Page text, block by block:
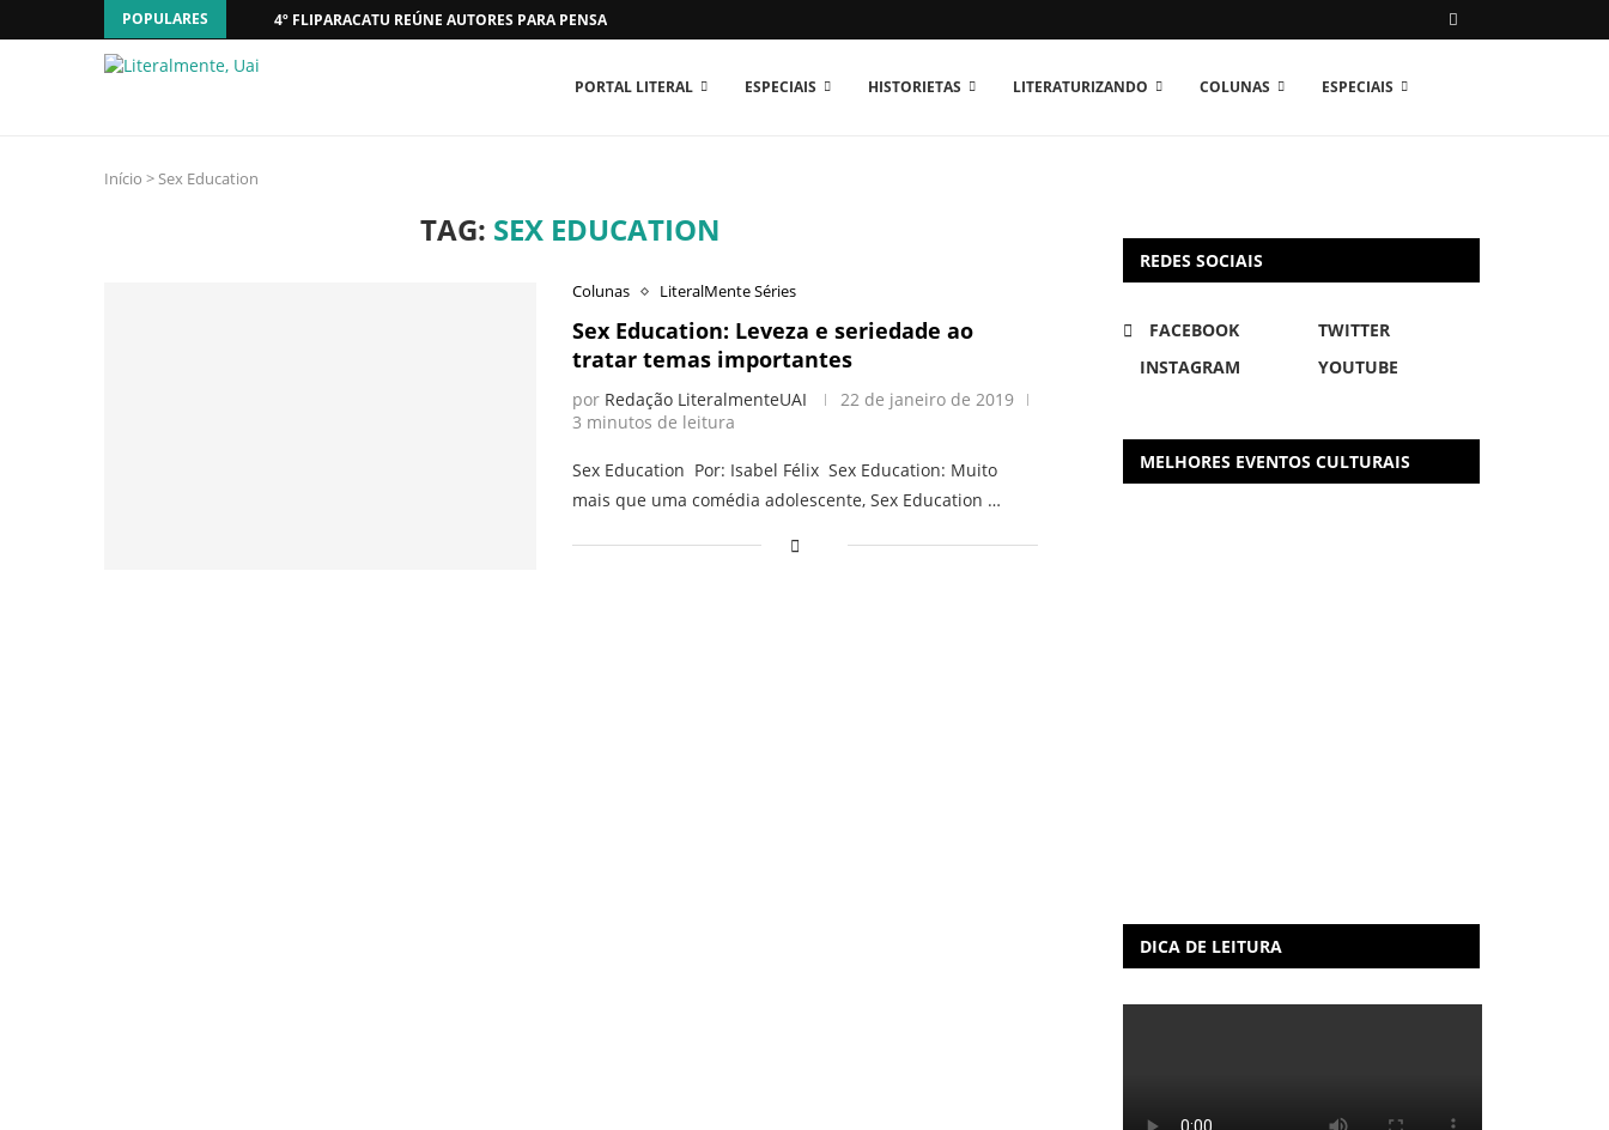
POPULARES 4º FLIPARACATU REÚNE AUTORES PARA PENSAR O MUNDO...
PORTAL LITERAL ESPECIAIS HISTORIETAS LITERATURIZANDO COLUNAS ESPECIAIS
Início >Sex Education
TAG: SEX EDUCATION
Colunas LiteralMente Séries
Sex Education: Leveza e seriedade ao
tratar temas importantes
por Redação LiteralmenteUAI
22 de janeiro de 2019
3 minutos de leitura
Sex Education Por: Isabel Félix Sex Education: Muito
mais que uma comédia adolescente, Sex Education …
REDES SOCIAIS
FACEBOOK
TWITTER
INSTAGRAM
YOUTUBE
MELHORES EVENTOS CULTURAIS
DICA DE LEITURA